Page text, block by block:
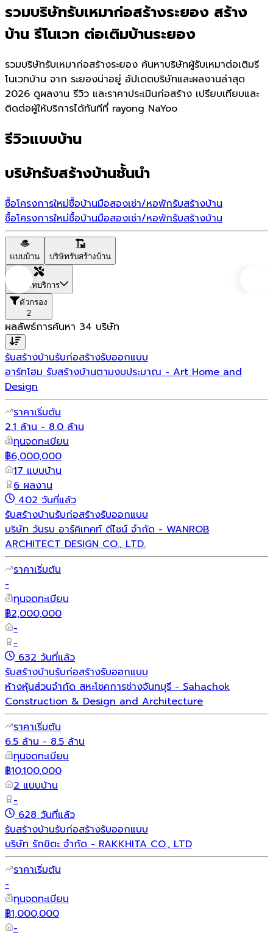
รวมบริษัทรับเหมาก่อสร้างระยอง สร้าง
บ้าน รีโนเวท ต่อเติมบ้านระยอง
รวมบริษัทรับเหมาก่อสร้างระยอง ค้นหาบริษัทผู้รับเหมาต่อเติมรี
โนเวทบ้าน จาก ระยองน่าอยู่ อัปเดตบริษัทและผลงานล่าสุด
2026 ดูผลงาน รีวิว และราคาประเมินก่อสร้าง เปรียบเทียบและ
ติดต่อผู้ให้บริการได้ทันทีที่ rayong NaYoo
รีวิวแบบบ้าน
บริษัทรับสร้างบ้านชั้นนำ
ซื้อโครงการใหม่ซื้อบ้านมือสองเช่า/หอพักรับสร้างบ้าน
ซื้อโครงการใหม่ซื้อบ้านมือสองเช่า/หอพักรับสร้างบ้าน
แบบบ้าน บริษัทรับสร้างบ้าน
ประเภทบริการ
ตัวกรอง
2
ผลลัพธ์การค้นหา 34 บริษัท
รับสร้างบ้านรับก่อสร้างรับออกแบบ
อาร์ทโฮม รับสร้างบ้านตามงบประมาณ - Art Home and
Design
ราคาเริ่มต้น
2.1 ล้าน - 8.0 ล้าน
ทุนจดทะเบียน
฿6,000,000
17 แบบบ้าน
6 ผลงาน
402 วันที่แล้ว
รับสร้างบ้านรับก่อสร้างรับออกแบบ
บริษัท วันรบ อาร์คิเทคท์ ดีไซน์ จำกัด - WANROB
ARCHITECT DESIGN CO., LTD.
ราคาเริ่มต้น
-
ทุนจดทะเบียน
฿2,000,000
-
-
632 วันที่แล้ว
รับสร้างบ้านรับก่อสร้างรับออกแบบ
ห้างหุ้นส่วนจำกัด สหะโชคการช่างจันทบุรี - Sahachok
Construction & Design and Architecture
ราคาเริ่มต้น
6.5 ล้าน - 8.5 ล้าน
ทุนจดทะเบียน
฿10,100,000
2 แบบบ้าน
-
628 วันที่แล้ว
รับสร้างบ้านรับก่อสร้างรับออกแบบ
บริษัท รักขิตะ จำกัด - RAKKHITA CO., LTD
ราคาเริ่มต้น
-
ทุนจดทะเบียน
฿1,000,000
-